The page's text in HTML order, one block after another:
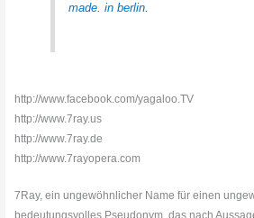
made. in berlin.
http://www.facebook.com/yagaloo.TV
http://www.7ray.us
http://www.7ray.de
http://www.7rayopera.com
7Ray, ein ungewöhnlicher Name für einen
bedeutungsvolles Pseudonym, das nach